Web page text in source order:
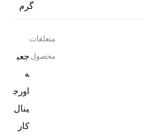
گرم
متعلقات
محصول جعب
ه
اورج
کار